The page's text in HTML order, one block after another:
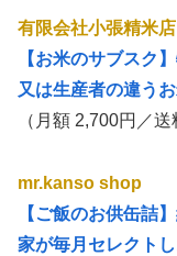
有限会社小張精米店
【お米のサブスク
又は生産者の違う
（月額 2,700円／
mr.kanso shop
【ご飯のお供缶詰
家が毎月セレクト